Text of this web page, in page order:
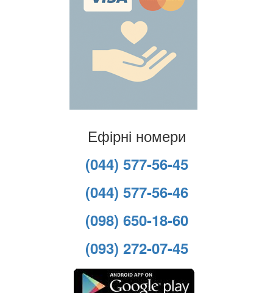
Ефірні номери
(044) 577-56-45
(044) 577-56-46
(098) 650-18-60
(093) 272-07-45